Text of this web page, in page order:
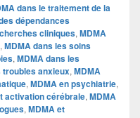
dans le traitement de la
dépendances
cliniques, MDMA
, MDMA dans les soins
, MDMA dans les
troubles anxieux, MDMA
, MDMA en psychiatrie,
activation cérébrale, MDMA
, MDMA et